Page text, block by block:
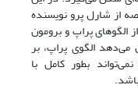
از شارل پرو نویسنده
الگوهای پراپ و برومون
الگوی پراپ، بر
بطور کامل با